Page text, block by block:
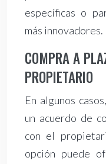
específicas o
más innovadores.
COMPRA A
PROPIETARIO
En algunos
un acuerdo de
con el
opción puede